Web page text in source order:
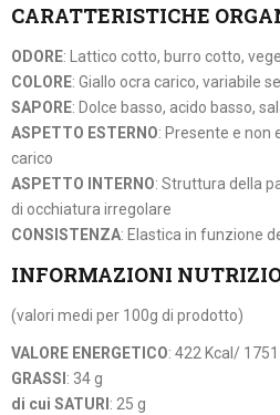
CARATTERISTICHE
ODORE: Lattico cotto, burro cotto,
COLORE: Giallo ocra carico, variabile
SAPORE: Dolce basso, acido basso,
ASPETTO ESTERNO: Presente e non
carico
ASPETTO INTERNO: Struttura della
di occhiatura irregolare
CONSISTENZA: Elastica in funzione
INFORMAZIONI
(valori medi per 100g di prodotto)
VALORE ENERGETICO: 422 Kcal/
GRASSI : 34 g
di cui SATURI : 25 g